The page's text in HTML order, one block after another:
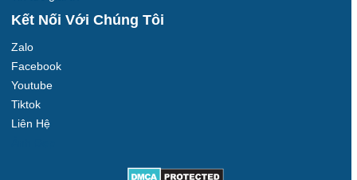
Kết Nối Với Chúng Tôi
Zalo
Facebook
Youtube
Tiktok
Liên Hệ